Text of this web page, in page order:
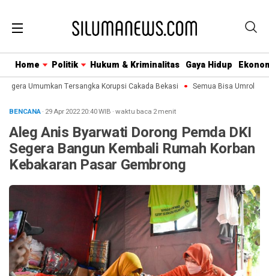
Home Politik Hukum & Kriminalitas Gaya Hidup
Umumkan Tersangka Korupsi Cakada Bekasi Semua Bisa Umroh
BENCANA· 29 Apr 202220:40WIB ·waktu baca 2 menit
Aleg Anis Byarwati Dorong Pemda DKI
Segera Bangun Kembali Rumah Korban
Kebakaran Pasar Gembrong